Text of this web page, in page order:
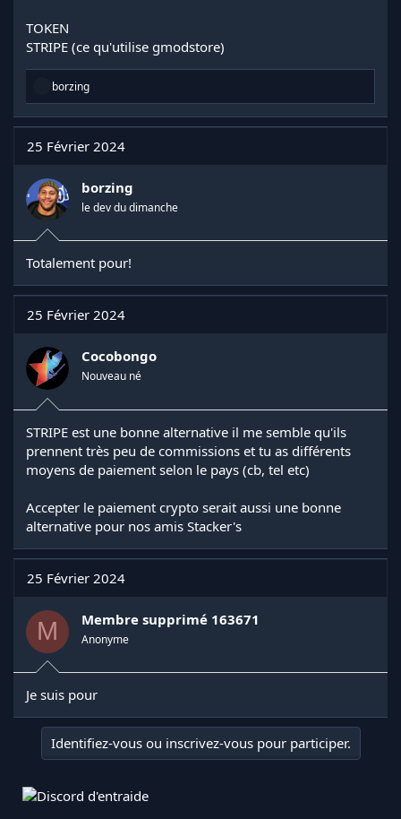
TOKEN
STRIPE (ce qu'utilise gmodstore)
R
a
c
t
n
s
:
borzing
25 Février 2024
borzing
le dev du dimanche
Totalement pour!
25 Février 2024
Cocobongo
Nouveau né
STRIPE est une bonne alternative il me semble qu'ils
prennent très peu de commissions et tu as différents
moyens de paiement selon le pays (cb, tel etc)
Accepter le paiement crypto serait aussi une bonne
alternative pour nos amis Stacker's
25 Février 2024
M Membre supprimé 163671
Anonyme
Je suis pour
Identifiez-vous ou inscrivez-vous pour participer.